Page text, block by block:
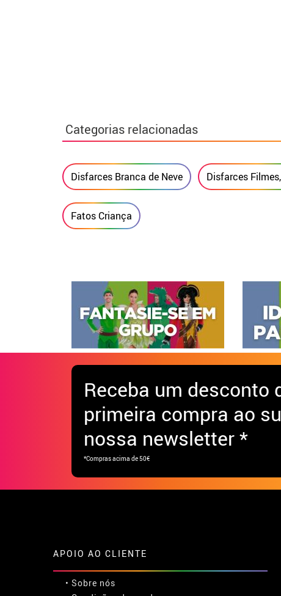
Categorias relacionadas
Disfarces Branca de Neve Disfarces
Fatos Criança
Receba um desconto
primeira compra ao
nossa newsletter *
*Compras acima de 50€
APOIO AO CLIENTE
• Sobre nós